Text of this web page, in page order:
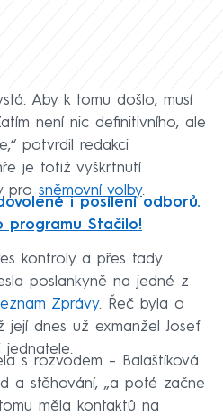
Aby k tomu došlo, musí
není nic definitivního, ale
potvrdil redakci
je totiž vyškrtnutí
pro sněmovní volby.
i posílení odborů.
programu Stačilo!
kontroly a přes tady
poslankyně na jedné z
Zprávy. Řeč byla o
její dnes už exmanžel Josef
jednatele.
s rozvodem – Balaštíková
a stěhování, „a poté začne
měla kontaktů na